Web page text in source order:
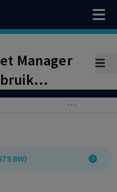
Manager
tijdens
BW)